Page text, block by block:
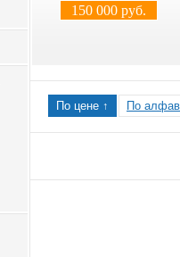
150 000 руб.
По цене ↑ По